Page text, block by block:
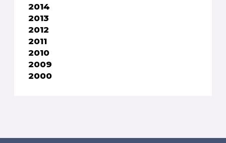
2014
2013
2012
2011
2010
2009
2000